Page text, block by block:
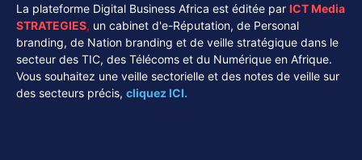
La plateforme Digital Business Africa est éditée par ICT Media
STRATEGIES, un cabinet d'e-Réputation, de Personal
branding, de Nation branding et de veille stratégique dans le
secteur des TIC, des Télécoms et du Numérique en Afrique.
Vous souhaitez une veille sectorielle et des notes de veille sur
des secteurs précis, cliquez ICI.